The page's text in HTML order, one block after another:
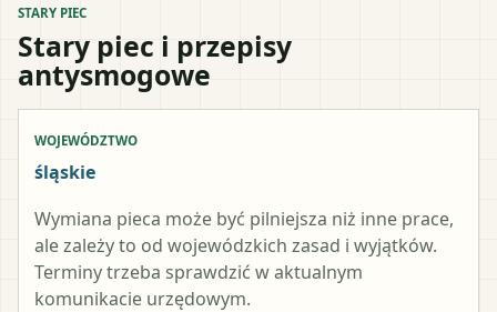
STARY PIEC
Stary piec i przepisy
antysmogowe
WOJEWÓDZTWO
śląskie
Wymiana pieca może być pilniejsza niż inne prace,
ale zależy to od wojewódzkich zasad i wyjątków.
Terminy trzeba sprawdzić w aktualnym
komunikacie urzędowym.